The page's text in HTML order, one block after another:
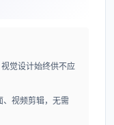
觉设计始终供不应
、视频剪辑，无需